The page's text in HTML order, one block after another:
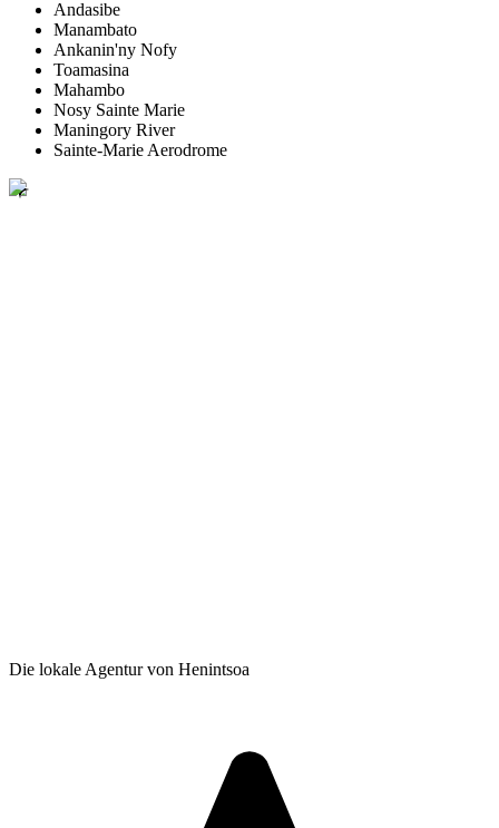
Andasibe
Manambato
Ankanin'ny Nofy
Toamasina
Mahambo
Nosy Sainte Marie
Maningory River
Sainte-Marie Aerodrome
Die lokale Agentur von Henintsoa